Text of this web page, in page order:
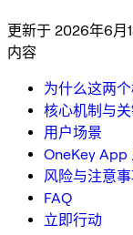
更新于 2026年6月
内容
为什么这两个
核心机制与
用户场景
OneKey App
风险与注意
FAQ
立即行动